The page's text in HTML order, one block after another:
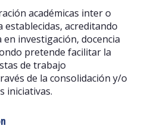
académicas inter o
acreditando
investigación, docencia
pretende facilitar la
de trabajo
de la consolidación y/o
iniciativas.